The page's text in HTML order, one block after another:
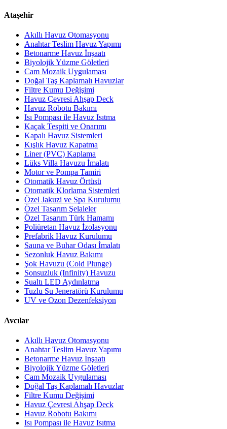
Ataşehir
Akıllı Havuz Otomasyonu
Anahtar Teslim Havuz Yapımı
Betonarme Havuz İnşaatı
Biyolojik Yüzme Göletleri
Cam Mozaik Uygulaması
Doğal Taş Kaplamalı Havuzlar
Filtre Kumu Değişimi
Havuz Çevresi Ahşap Deck
Havuz Robotu Bakımı
Isı Pompası ile Havuz Isıtma
Kaçak Tespiti ve Onarımı
Kapalı Havuz Sistemleri
Kışlık Havuz Kapatma
Liner (PVC) Kaplama
Lüks Villa Havuzu İmalatı
Motor ve Pompa Tamiri
Otomatik Havuz Örtüsü
Otomatik Klorlama Sistemleri
Özel Jakuzi ve Spa Kurulumu
Özel Tasarım Şelaleler
Özel Tasarım Türk Hamamı
Poliüretan Havuz İzolasyonu
Prefabrik Havuz Kurulumu
Sauna ve Buhar Odası İmalatı
Sezonluk Havuz Bakımı
Şok Havuzu (Cold Plunge)
Sonsuzluk (Infinity) Havuzu
Sualtı LED Aydınlatma
Tuzlu Su Jeneratörü Kurulumu
UV ve Ozon Dezenfeksiyon
Avcılar
Akıllı Havuz Otomasyonu
Anahtar Teslim Havuz Yapımı
Betonarme Havuz İnşaatı
Biyolojik Yüzme Göletleri
Cam Mozaik Uygulaması
Doğal Taş Kaplamalı Havuzlar
Filtre Kumu Değişimi
Havuz Çevresi Ahşap Deck
Havuz Robotu Bakımı
Isı Pompası ile Havuz Isıtma